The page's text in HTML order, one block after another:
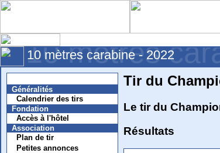
10 mètres
10 mètres carabine - 2022
Généralités
Calendrier des tirs
Fondation
Accès à l'hôtel
Association
Plan de tir
Petites annonces
Tir du
Le tir du
Résultats